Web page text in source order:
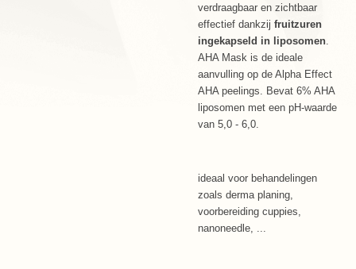
verdraagbaar en zichtbaar
effectief dankzij fruitzuren
ingekapseld in liposomen
AHA Mask is de ideale
aanvulling op de Alpha Effect
AHA peelings. Bevat 6% AHA
liposomen met een pH-waarde
van 5,0 - 6,0.
ideaal voor behandelingen
zoals derma planing,
voorbereiding cuppies,
nanoneedle, ...